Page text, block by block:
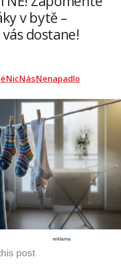
v bytě –
dostane!
reklama
post